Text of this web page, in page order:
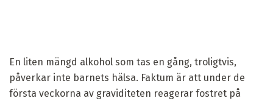
En liten mängd alkohol som tas en gång, troligtvis,
påverkar inte barnets hälsa. Faktum är att under de
första veckorna av graviditeten reagerar fostret på